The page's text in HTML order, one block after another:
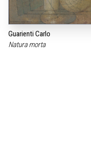
Guarienti Carlo
Natura morta